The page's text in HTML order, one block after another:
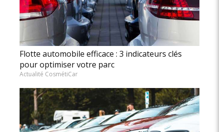
Flotte automobile efficace : 3 indicateurs clés
pour optimiser votre parc
Actualité CosmétiCar